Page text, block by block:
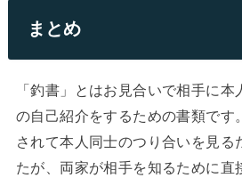
まとめ
「釣書」とはお見合いで相手に
の自己紹介をするための書類です
されて本人同士のつり合いを見る
たが、両家が相手を知るために直